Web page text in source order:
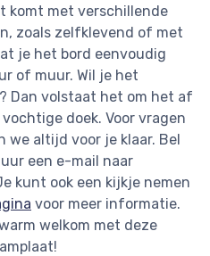
komt met verschillende
zoals zelfklevend of met
je het bord eenvoudig
of muur. Wil je het
Dan volstaat het om het af
doek. Voor vragen
we altijd voor je klaar. Bel
een e-mail naar
kunt ook een kijkje nemen
voor meer informatie.
welkom met deze